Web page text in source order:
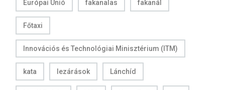
Európai Unió fakanalas fakanál
Főtaxi
Innovációs és Technológiai Minisztérium (ITM)
kata lezárások Lánchíd